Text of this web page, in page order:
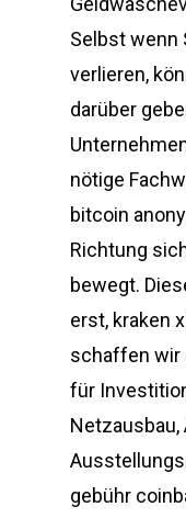
Selbst wenn
verlieren,
darüber
nötige
bitcoin
Richtung
bewegt.
erst, kraken
schaffen wir
für
Netzausbau,
gebühr